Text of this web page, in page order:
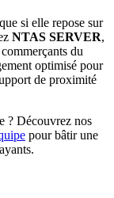
si elle repose sur
NTAS SERVER,
du
optimisé pour
de proximité
? Découvrez nos
pour bâtir une